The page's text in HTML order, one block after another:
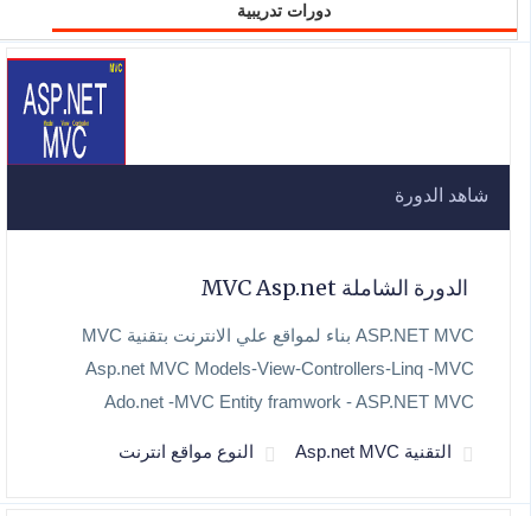
دورات تدريبية
شاهد الدورة
الدورة الشاملة MVC Asp.net
ASP.NET MVC بناء لمواقع علي الانترنت بتقنية MVC
Asp.net MVC Models-View-Controllers-Linq -MVC
Ado.net -MVC Entity framwork - ASP.NET MVC
التقنية Asp.net MVC النوع مواقع انترنت